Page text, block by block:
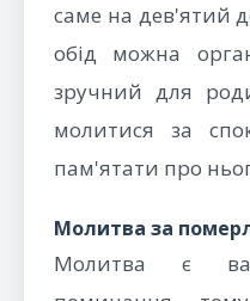
саме на дев'ятий
обід можна
зручний для
молитися за
пам'ятати про
Молитва за
Молитва є